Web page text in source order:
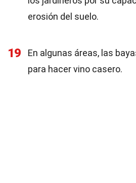
erosión del suelo.
19
En algunas áreas, las
para hacer vino casero.